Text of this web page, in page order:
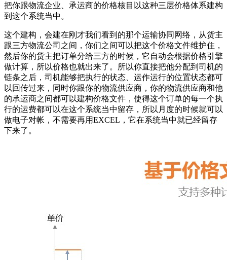
把你跟物流企业、承运商的价格核目以这种三层价格体系建构
到这个系统当中。
这个建构，会建在刚才我们看到的那个运输协同网络，从货主
跟三方物流公司之间，你们之间可以把这个价格文件维护住，
然后你的货主把订单分给三方的时候，它自动会根据价格引擎
做计算，所以价格也就出来了。所以你直接把他分配到司机的
链条之后，司机能够把执行的状态、运作运行的位置状态都可
以回传过来，同时你跟你的物流供应商，你的物流供应商和他
的承运商之间都可以建构价格文件，使得这个订单的每一个执
行的运费都可以在这个系统当中留存，所以月度的时候就可以
做电子对帐，不需要再用EXCEL，它在系统当中就已经留存
下来了。